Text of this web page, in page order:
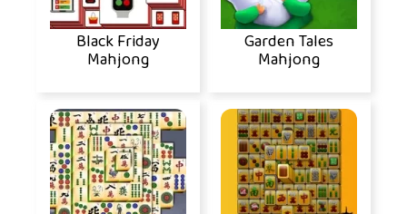
Black Friday
Mahjong
Garden Tales
Mahjong